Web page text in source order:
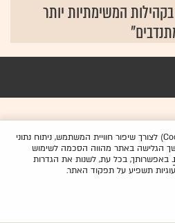
המשימתיות יותר
האתר עושה שימוש בעוגיות (Cookies) לצורך שיפור חוויית המשתמש, ניתוח נתוני
הגלישה באתר מהווה הסכמה לשימוש
. באפשרותך, בכל עת, לשנות את הגדרות
תשפיע על תפקוד האתר.